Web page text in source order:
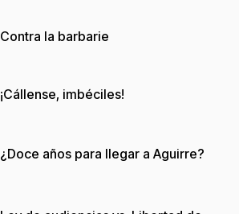
Contra la barbarie
¡Cállense, imbéciles!
¿Doce años para llegar a Aguirre?